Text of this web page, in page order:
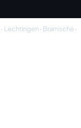
· Lechtingen· Bramsche ·